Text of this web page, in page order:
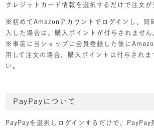
クレジットカード情報を選択するだけで注文が
※初めてAmazonアカウントでログインし、同
入した場合は、購入ポイントが付与されません
※事前に当ショップに会員登録した後に
用して注文の場合、購入ポイントは付与されま
い。
PayPayについて
PayPayを選択しログインするだけで、PayPay